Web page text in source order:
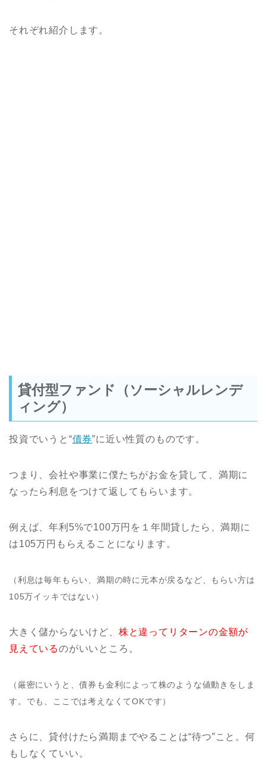
それぞれ紹介します。
貸付型ファンド（ソーシャルレンデ
ィング）
投資でいうと“債券”に近い性質のものです。
つまり、会社や事業に僕たちがお金を貸して、満期に
なったら利息をつけて返してもらいます。
例えば、年利5%で100万円を１年間貸したら、満期に
は105万円もらえることになります。
（利息は毎年もらい、満期の時に元本が戻るなど、もらい方は
105万イッキではない）
大きく儲からないけど、 株と違ってリターンの金額が
見えているのがいいところ。
（厳密にいうと、債券も金利によって株のような値動きをしま
す。でも、ここでは考えなくてOKです）
さらに、貸付けたら満期までやることは“待つ”こと。何
もしなくていい。